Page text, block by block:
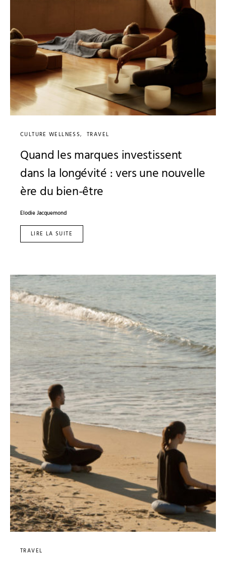
CULTURE WELLNESS TRAVEL
Quand les marques investissent
dans la longévité : vers une nouvelle
ère du bien-être
Elodie Jacquemond
LIRE LA SUITE
TRAVEL